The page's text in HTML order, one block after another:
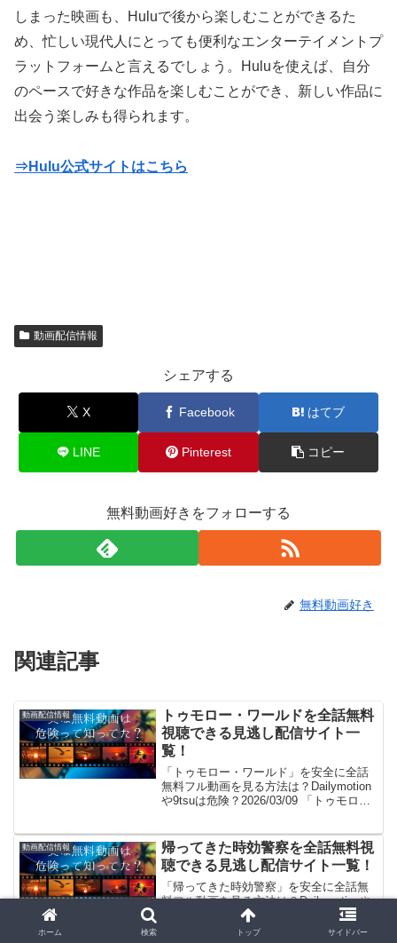
しまった映画も、Huluで後から楽しむことができるた
め、忙しい現代人にとっても便利なエンターテイメントプ
ラットフォームと言えるでしょう。Huluを使えば、自分
のペースで好きな作品を楽しむことができ、新しい作品に
出会う楽しみも得られます。
⇒Hulu公式サイトはこちら
動画配信情報
シェアする
X Facebook はてブ
LINE Pinterest コピー
無料動画好きをフォローする
無料動画好き
関連記事
動画配信情報
トゥモロー・ワールドを全話無料
視聴できる見逃し配信サイト一
覧！
「トゥモロー・ワールド」を安全に全話
無料フル動画を見る方法は？Dailymotion
や9tsuは危険？2026/03/09 「トゥモロ
ービス終了、dailym...
動画配信情報
帰ってきた時効警察を全話無料視
聴できる見逃し配信サイト一覧！
「帰ってきた時効警察」を安全に全話無
料フル動画を見る方法は？Dailymotionや
9tsuは危険？2025/11/28 「帰ってきた時
効警察無料で見た～い！」。見れるよ！
ホーム 検索 トップ サイドバー